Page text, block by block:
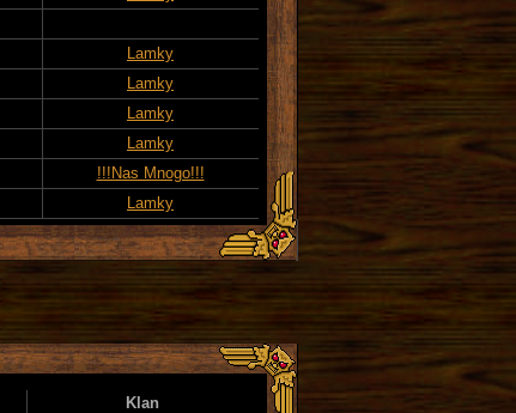
Lamky
Lamky
Lamky
Lamky
!!!Nas Mnogo!!!
Lamky
Klan